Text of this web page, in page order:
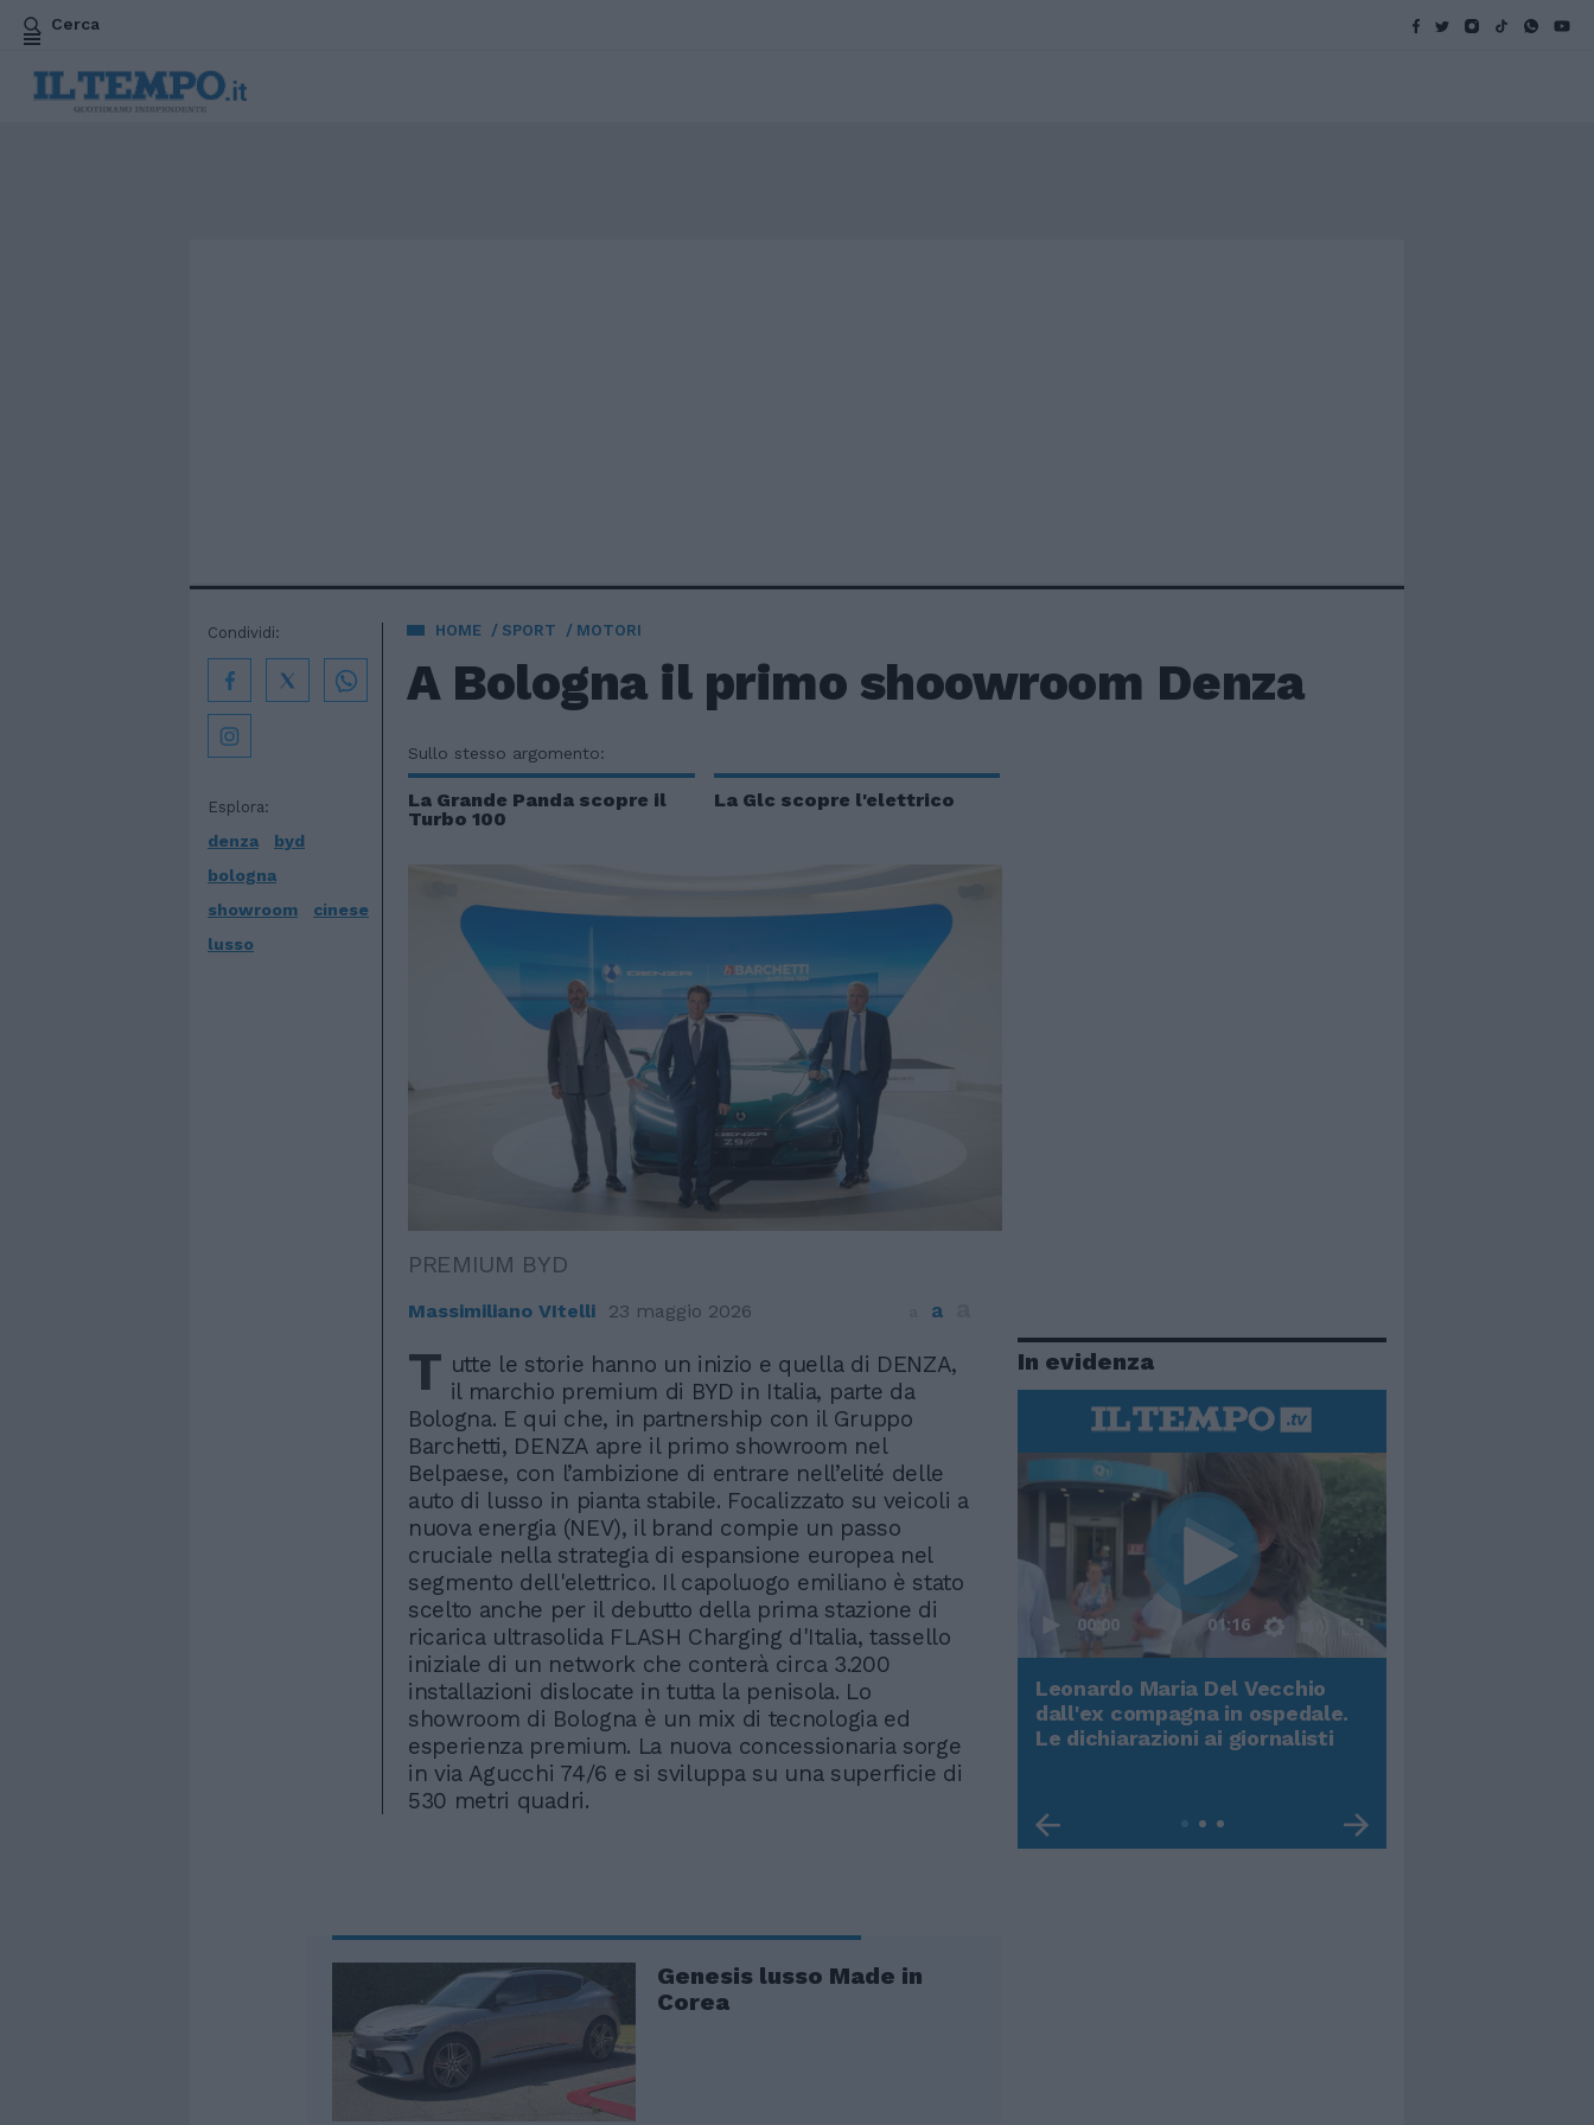
Cerca
HOME SPORT MOTORI
A Bologna il primo shoowroom Denza
Esplora:
denza
byd
bologna
showroom
cinese
lusso
Condividi:
Sullo stesso argomento:
La Grande Panda scopre il
Turbo 100
La Glc scopre l'elettrico
PREMIUM BYD
Massimiliano VItelli 23 maggio 2026 a
T utte le storie hanno un inizio e quella di DENZA,
il marchio premium di BYD in Italia, parte da
Bologna. E qui che, in partnership con il Gruppo
Barchetti, DENZA apre il primo showroom nel
Belpaese, con l’ambizione di entrare nell’elité delle
auto di lusso in pianta stabile. Focalizzato su veicoli a
nuova energia (NEV), il brand compie un passo
cruciale nella strategia di espansione europea nel
segmento dell'elettrico. Il capoluogo emiliano è stato
scelto anche per il debutto della prima stazione di
ricarica ultrasolida FLASH Charging d'Italia, tassello
iniziale di un network che conterà circa 3.200
installazioni dislocate in tutta la penisola. Lo
showroom di Bologna è un mix di tecnologia ed
esperienza premium. La nuova concessionaria sorge
in via Agucchi 74/6 e si sviluppa su una superficie di
530 metri quadri.
Genesis lusso Made in
Corea
In evidenza
Rudy Giuliani a Come States?
Trump, Meloni e la strategia
americana
00:00 01:16
Leonardo Maria Del Vecchio
dall'ex compagna in ospedale.
Le dichiarazioni ai giornalisti